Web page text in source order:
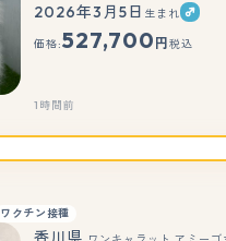
も
2026年3月5日 生まれ
価格:527,700 円 税込
1時間前
ワクチン接種